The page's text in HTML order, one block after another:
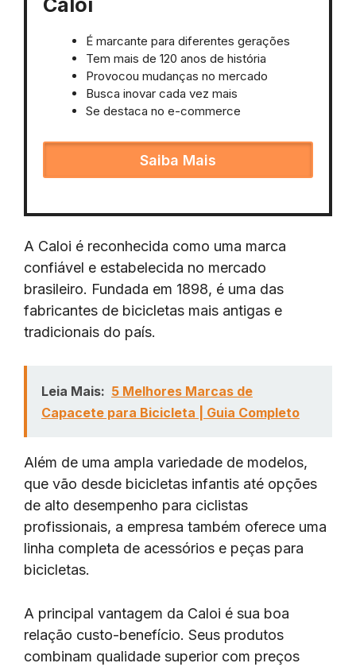
Caloi
É marcante para diferentes gerações
Tem mais de 120 anos de história
Provocou mudanças no mercado
Busca inovar cada vez mais
Se destaca no e-commerce
Saiba Mais
A Caloi é reconhecida como uma marca
confiável e estabelecida no mercado
brasileiro. Fundada em 1898, é uma das
fabricantes de bicicletas mais antigas e
tradicionais do país.
Leia Mais: 5 Melhores Marcas de
Capacete para Bicicleta | Guia Completo
Além de uma ampla variedade de modelos,
que vão desde bicicletas infantis até opções
de alto desempenho para ciclistas
profissionais, a empresa também oferece uma
linha completa de acessórios e peças para
bicicletas.
A principal vantagem da Caloi é sua boa
relação custo-benefício. Seus produtos
combinam qualidade superior com preços